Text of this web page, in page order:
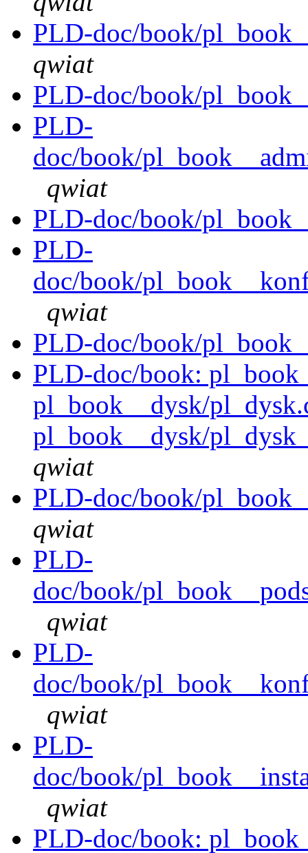
PLD-doc/book/
qwiat
PLD-doc/book/
PLD-
doc/book/
qwiat
PLD-doc/book/
PLD-
doc/book/
qwiat
PLD-doc/book/
PLD-doc/book:
pl_book__dysk/
pl_book__dysk/
qwiat
PLD-doc/book/
qwiat
PLD-
doc/book/
qwiat
PLD-
doc/book/
qwiat
PLD-
doc/book/
qwiat
PLD-doc/book: